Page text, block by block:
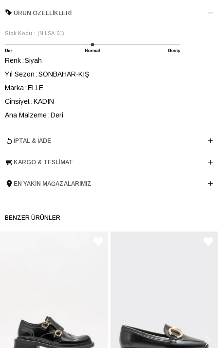
ÜRÜN ÖZELLIKLERI
Stok Kodu (NILSA-01)
Renk Siyah
Yıl Sezon SONBAHAR-KIŞ
Marka ELLE
Cinsiyet KADIN
Ana Malzeme Deri
Topuk Boyu 3 cm
Menşei TURKIYE
İPTAL & İADE
KARGO & TESLIMAT
EN YAKIN MAĞAZALARIMIZ
BENZER ÜRÜNLER